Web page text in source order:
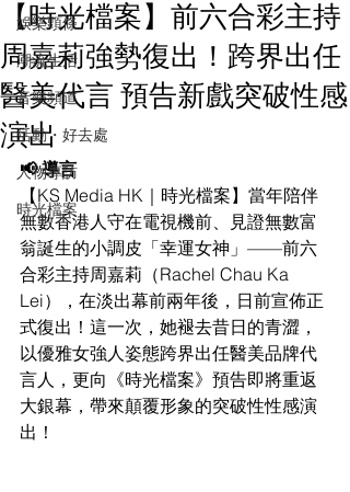
娛樂頭條
潮流生活
音樂頻道
活動・好去處
人物專訪
時光檔案
【時光檔案】前六合彩主持
周嘉莉強勢復出！跨界出任
醫美代言 預告新戲突破性感
演出
📢 導言
【KS Media HK｜時光檔案】當年陪伴
無數香港人守在電視機前、見證無數富
翁誕生的小調皮「幸運女神」——前六
合彩主持周嘉莉（Rachel Chau Ka
Lei），在淡出幕前兩年後，日前宣佈正
式復出！這一次，她褪去昔日的青澀，
以優雅女強人姿態跨界出任醫美品牌代
言人，更向《時光檔案》預告即將重返
大銀幕，帶來顛覆形象的突破性性感演
出！